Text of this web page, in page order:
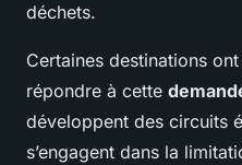
déchets.
Certaines destinations
répondre à cette
développent des circuits
s’engagent dans la